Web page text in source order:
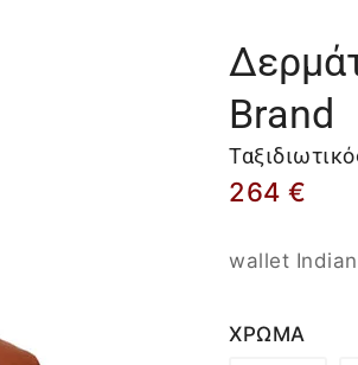
Brand
264 €
wallet
ΧΡΩΜΑ